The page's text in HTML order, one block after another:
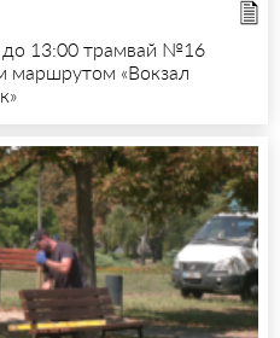
до 13:00 трамвай №16
маршрутом «Вокзал